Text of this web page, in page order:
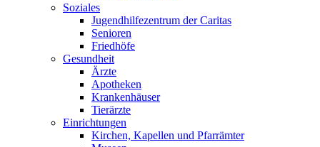
Soziales
Jugendhilfezentrum der Caritas
Senioren
Friedhöfe
Gesundheit
Ärzte
Apotheken
Krankenhäuser
Tierärzte
Einrichtungen
Kirchen, Kapellen und Pfarrämter